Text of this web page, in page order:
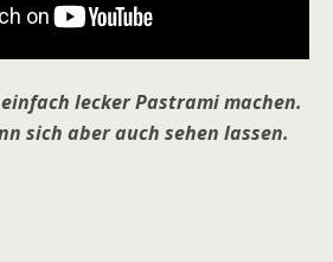
lecker Pastrami machen.
sich aber auch sehen lassen.